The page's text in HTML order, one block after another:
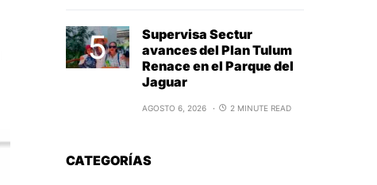
Supervisa Sectur
avances del Plan Tulum
Renace en el Parque del
Jaguar
AGOSTO 6, 2026 2 MINUTE READ
CATEGORÍAS